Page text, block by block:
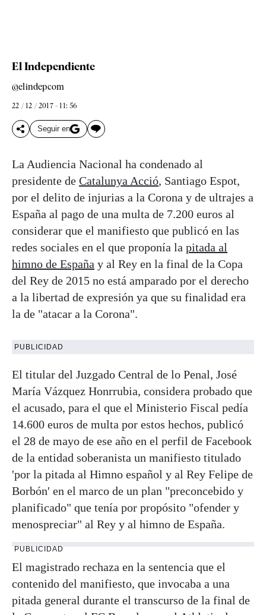
El Independiente
@elindepcom
22 / 12 / 2017 - 11: 56
Seguir en
La Audiencia Nacional ha condenado al
presidente de Catalunya Acció, Santiago Espot,
por el delito de injurias a la Corona y de ultrajes a
España al pago de una multa de 7.200 euros al
considerar que el manifiesto que publicó en las
redes sociales en el que proponía la pitada al
himno de España y al Rey en la final de la Copa
del Rey de 2015 no está amparado por el derecho
a la libertad de expresión ya que su finalidad era
la de "atacar a la Corona".
PUBLICIDAD
El titular del Juzgado Central de lo Penal, José
María Vázquez Honrrubia, considera probado que
el acusado, para el que el Ministerio Fiscal pedía
14.600 euros de multa por estos hechos, publicó
el 28 de mayo de ese año en el perfil de Facebook
de la entidad soberanista un manifiesto titulado
'por la pitada al Himno español y al Rey Felipe de
Borbón' en el marco de un plan "preconcebido y
planificado" que tenía por propósito "ofender y
menospreciar" al Rey y al himno de España.
PUBLICIDAD
El magistrado rechaza en la sentencia que el
contenido del manifiesto, que invocaba a una
pitada general durante el transcurso de la final de